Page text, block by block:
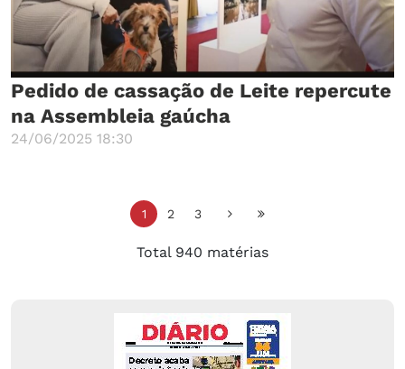
Pedido de cassação de Leite repercute
na Assembleia gaúcha
24/06/2025 18:30
1 2 3
Total 940 matérias